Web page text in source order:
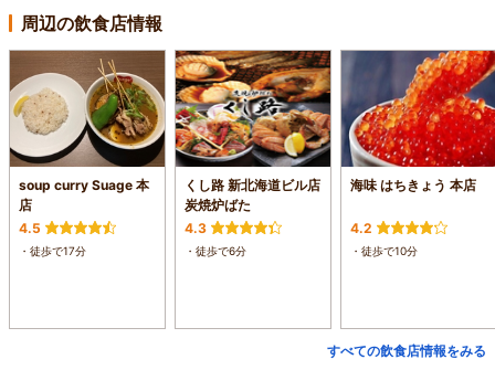
周辺の飲食店情報
soup curry Suage 本
店
4.5
・徒歩で17分
くし路 新北海道ビル店
炭焼炉ばた
4.3
・徒歩で6分
海味 はちきょう 本店
4.2
・徒歩で10分
すべての飲食店情報をみる